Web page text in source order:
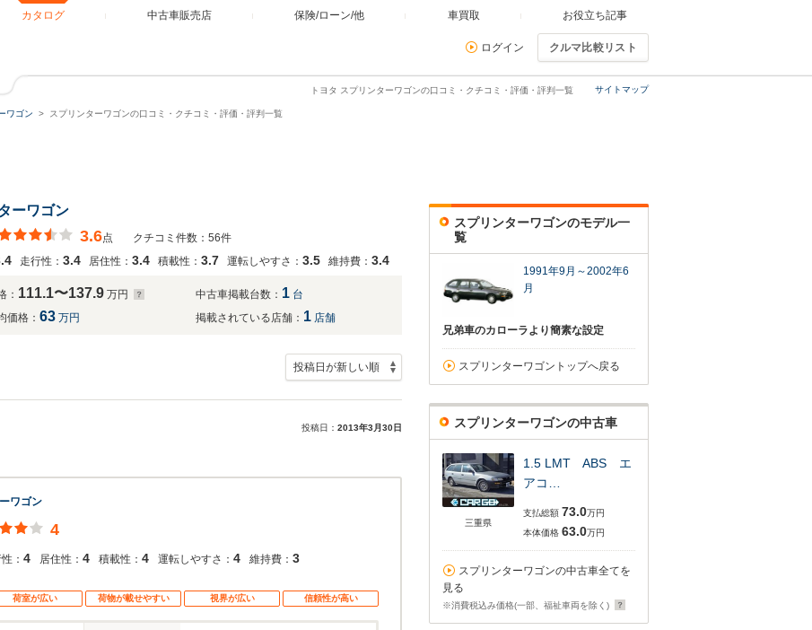
カタログ 中古車販売店 保険/ローン/他 車買取 お役立ち記事
ログイン クルマ比較リスト
サイトマップ
トヨタ スプリンターワゴンの口コミ・クチコミ・評価・評判一覧
ワゴン スプリンターワゴンの口コミ・クチコミ・評価・評判一覧
ーワゴン
3.6点
クチコミ件数：56件
走行性： 3.4 居住性： 3.4 積載性： 3.7 運転しやすさ： 3.5 維持費： 3.4
： 111.1〜137.9 万円 中古車掲載台数： 1 台
価格： 63 万円 掲載されている店舗： 1 店舗
投稿日： 2013年3月30日
ワゴン
4
： 4 居住性： 4 積載性： 4 運転しやすさ： 4 維持費： 3
荷室が広い 荷物が載せやすい 視界が広い 信頼性が高い
スプリンターワゴンのモデル一
覧
1991年9月～2002年6
月
兄弟車のカローラより簡素な設定
スプリンターワゴントップへ戻る
スプリンターワゴンの中古車
三重県
1.5 LMT ABS エ
アコ…
支払総額 73.0万円
本体価格 63.0万円
スプリンターワゴンの中古車全てを
見る
※消費税込み価格(一部、福祉車両を除く)